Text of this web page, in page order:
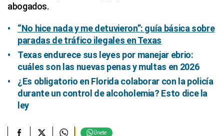
abogados.
“No hice nada y me detuvieron”: guía básica sobre
paradas de tráfico ilegales en Texas
Texas endurece sus leyes por manejar ebrio:
cuáles son las nuevas penas y multas en 2026
¿Es obligatorio en Florida colaborar con la policía
durante un control de alcoholemia? Esto dice la
ley
Únete